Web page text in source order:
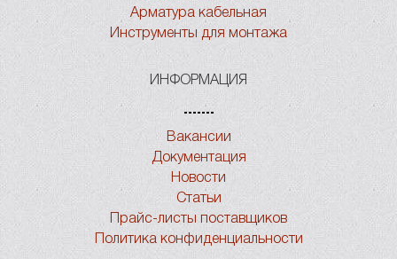
Арматура кабельная
Инструменты для монтажа
ИНФОРМАЦИЯ
Вакансии
Документация
Новости
Статьи
Прайс-листы поставщиков
Политика конфиденциальности